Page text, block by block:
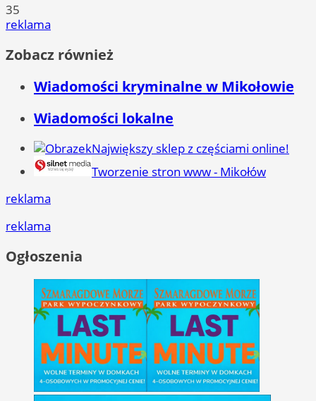
35
reklama
Zobacz również
Wiadomości kryminalne w Mikołowie
Wiadomości lokalne
Największy sklep z częściami online!
Tworzenie stron www - Mikołów
reklama
reklama
Ogłoszenia